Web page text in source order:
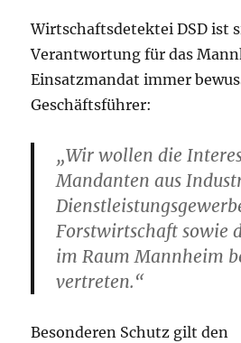
Wirtschaftsdetektei DSD ist
Verantwortung für das
Einsatzmandat immer
Geschäftsführer:
„Wir wollen die
Mandanten aus
Forstwirtschaft sowie
im Raum Mannheim
vertreten.“
Besonderen Schutz gilt den